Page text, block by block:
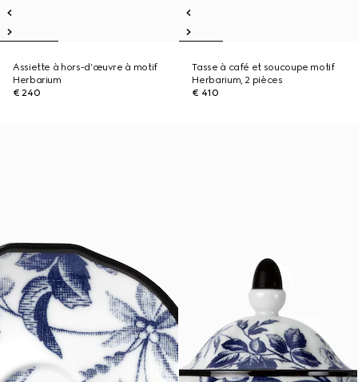
Assiette à hors-d’œuvre à motif
Herbarium
€ 240
Tasse à café et soucoupe motif
Herbarium, 2 pièces
€ 410